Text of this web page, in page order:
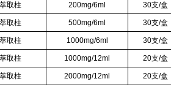
取柱 200mg/6ml 30支/盒
取柱 500mg/6ml 30支/盒
取柱 1000mg/6ml 30支/盒
取柱 1000mg/12ml 20支/盒
取柱 2000mg/12ml 20支/盒